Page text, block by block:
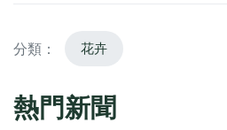
分類： 花卉
熱門新聞